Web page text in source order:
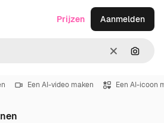
Wissen
Prijzen Aanmelden
Een AI-video maken Een AI-icoon